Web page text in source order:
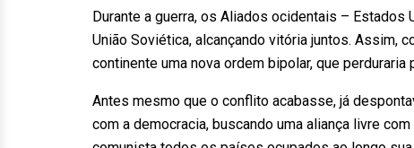
Durante a guerra, os Aliados ocidentais – Estados
União Soviética, alcançando vitória juntos. Assim,
continente uma nova ordem bipolar, que perduraria
Antes mesmo que o conflito acabasse, já
com a democracia, buscando uma aliança livre